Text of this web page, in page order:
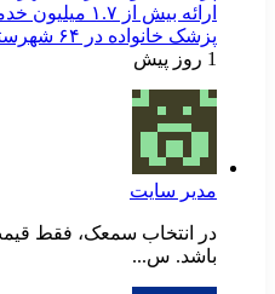
ارائه بیش از
پزشک خانواده در ۶۴ شهرستان
1 روز پیش
مدیر سایت
در انتخاب سمعک، فقط
باشد. س...